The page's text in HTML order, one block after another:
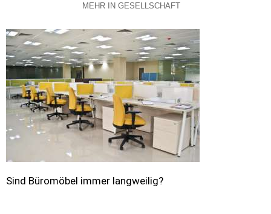
MEHR IN GESELLSCHAFT
Sind Büromöbel immer langweilig?